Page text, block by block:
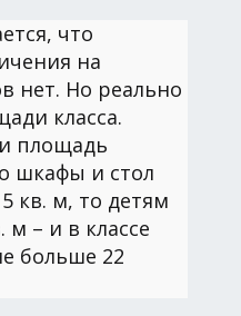
что
на
нет. Но реально
класса.
площадь
шкафы и стол
кв. м, то детям
м – и в классе
больше 22